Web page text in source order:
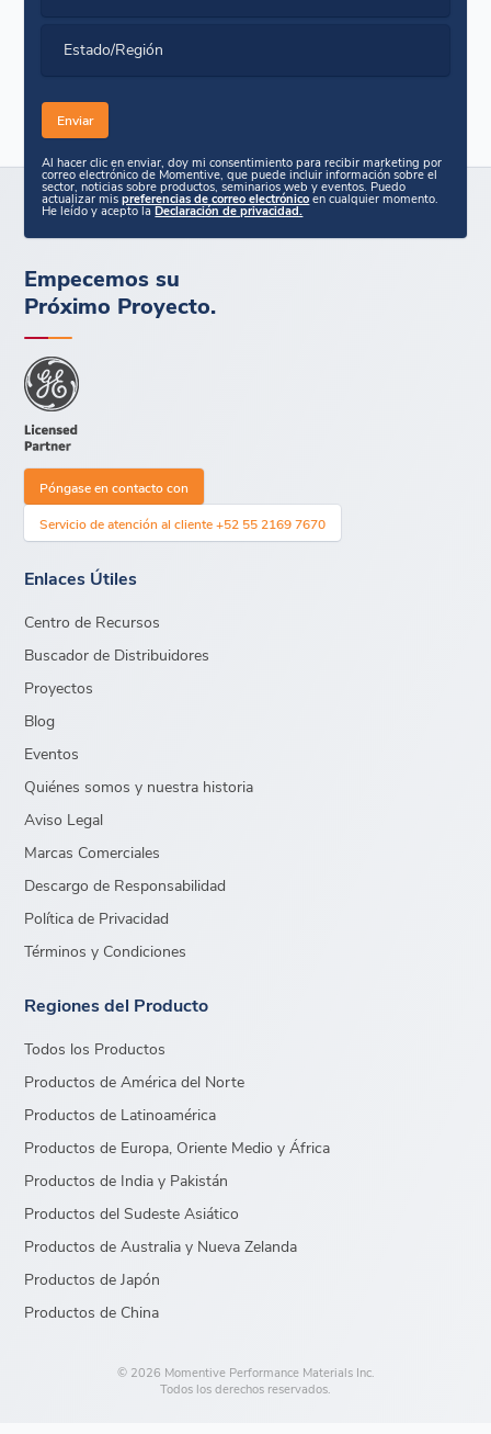
Estado/Región
Al hacer clic en enviar, doy mi consentimiento para recibir marketing por
correo electrónico de Momentive, que puede incluir información sobre el
sector, noticias sobre productos, seminarios web y eventos. Puedo
actualizar mispreferencias de correo electrónico en cualquier momento.
He leído y acepto laDeclaración de privacidad.
Empecemos su
Próximo Proyecto.
Póngase en contacto con
Servicio de atención al cliente +52 55 2169 7670
Enlaces Útiles
Centro de Recursos
Buscador de Distribuidores
Proyectos
Blog
Eventos
Quiénes somos y nuestra historia
Aviso Legal
Marcas Comerciales
Descargo de Responsabilidad
Política de Privacidad
Términos y Condiciones
Regiones del Producto
Todos los Productos
Productos de América del Norte
Productos de Latinoamérica
Productos de Europa, Oriente Medio y África
Productos de India y Pakistán
Productos del Sudeste Asiático
Productos de Australia y Nueva Zelanda
Productos de Japón
Productos de China
© 2026 Momentive Performance Materials Inc.
Todos los derechos reservados.